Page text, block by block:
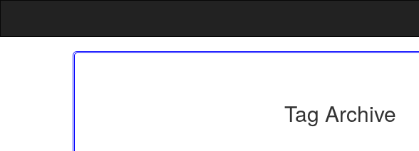
content
Tag Archive